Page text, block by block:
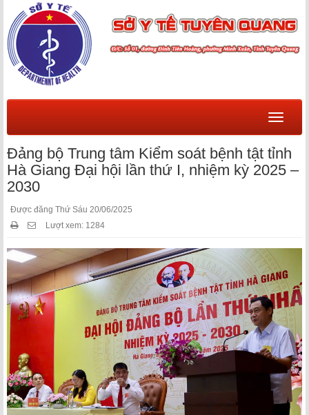
Menu
Đảng bộ Trung tâm Kiểm soát bệnh tật tỉnh
Hà Giang Đại hội lần thứ I, nhiệm kỳ 2025 –
2030
Được đăng Thứ Sáu 20/06/2025
Lượt xem: 1284